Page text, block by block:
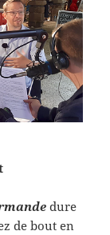
dure
de bout en